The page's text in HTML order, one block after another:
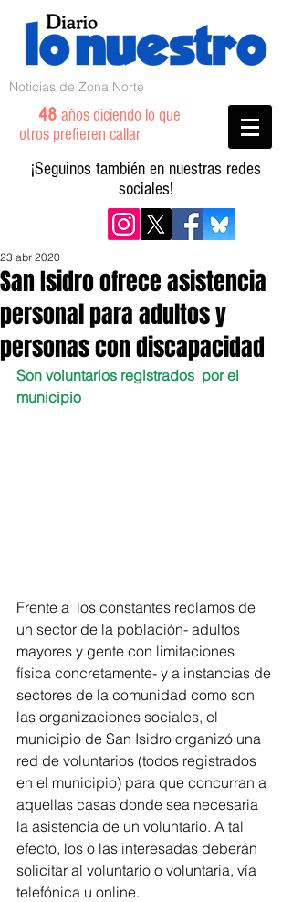
Noticias de Zona Norte
48 años diciendo lo que
otros prefieren callar
¡Seguinos también en nuestras redes
sociales!
San Isidro ofrece asistencia
personal para adultos y
personas con discapacidad
23 abr 2020
Son voluntarios registrados  por el
municipio
Frente a  los constantes reclamos de
un sector de la población- adultos
mayores y gente con limitaciones
física concretamente- y a instancias de
sectores de la comunidad como son
las organizaciones sociales, el
municipio de San Isidro organizó una
red de voluntarios (todos registrados
en el municipio) para que concurran a
aquellas casas donde sea necesaria
la asistencia de un voluntario. A tal
efecto, los o las interesadas deberán
solicitar al voluntario o voluntaria, vía
telefónica u online.